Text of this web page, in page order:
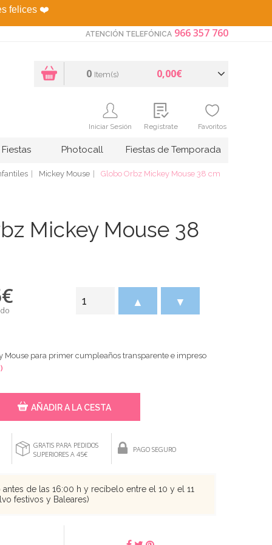
felices ❤️
ATENCIÓN TELEFÓNICA 966 357 760
0 Item(s) 0,00€
Iniciar Sesión Regístrate Favoritos
Photocall Fiestas de Temporada
Mickey Mouse Globo Orbz Mickey Mouse 38 cm
Mickey Mouse 38
€ ▲ ▼
Mouse para primer cumpleaños transparente e impreso
AÑADIR A LA CESTA
GRATIS PARA PEDIDOS
SUPERIORES A 45€
PAGO SEGURO
de las 16:00 h y recíbelo entre el 10 y el 11
festivos y Baleares)